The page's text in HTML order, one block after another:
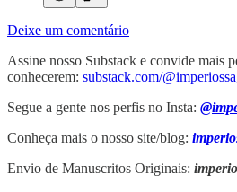
Deixe um comentário
Assine nosso Substack e convide mais
conhecerem: substack.com/
Segue a gente nos perfis no Insta:
Conheça mais o nosso site/blog:
Envio de Manuscritos Originais: